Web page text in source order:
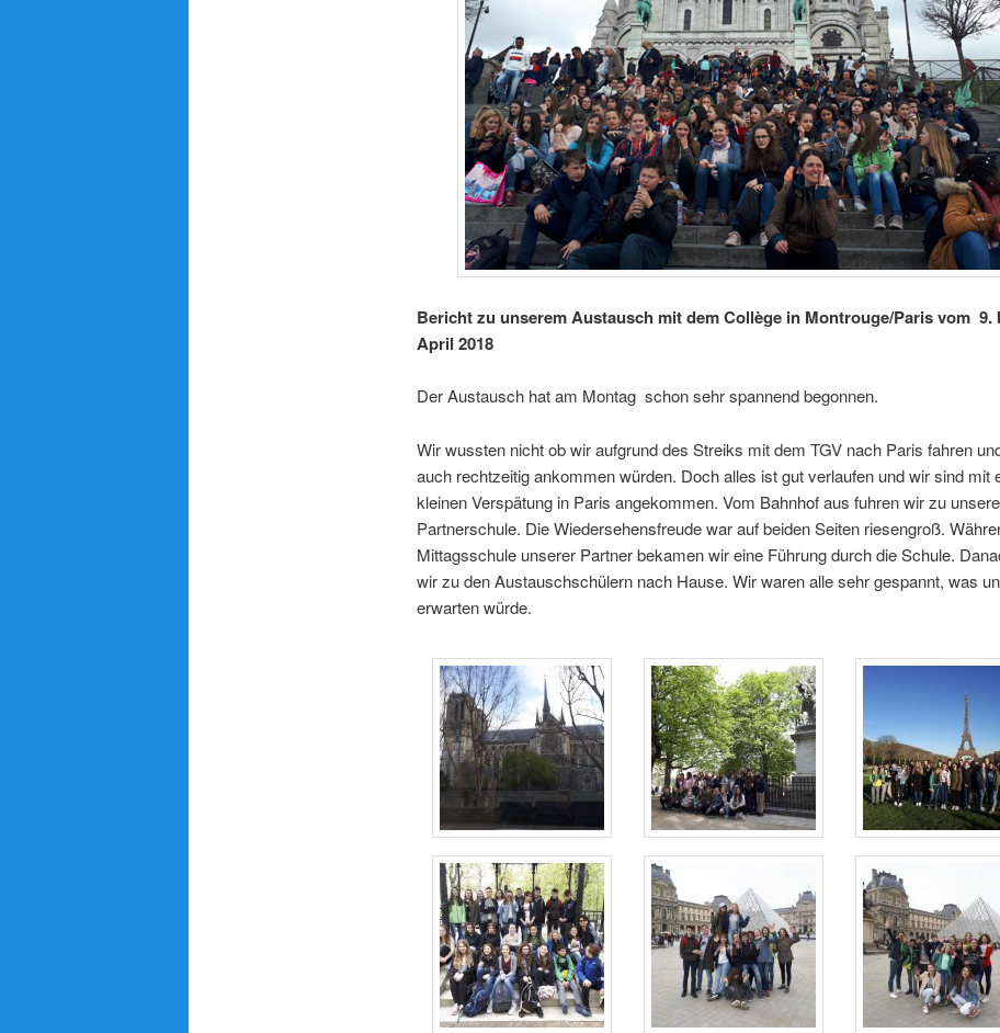
Bericht zu unserem Austausch mit dem Collège in Montrouge/Paris vom 9.
April 2018
Der Austausch hat am Montag schon sehr spannend begonnen.
Wir wussten nicht ob wir aufgrund des Streiks mit dem TGV nach Paris fahren
auch rechtzeitig ankommen würden. Doch alles ist gut verlaufen und wir sind mit
kleinen Verspätung in Paris angekommen. Vom Bahnhof aus fuhren wir zu
Partnerschule. Die Wiedersehensfreude war auf beiden Seiten riesengroß.
Mittagsschule unserer Partner bekamen wir eine Führung durch die Schule.
wir zu den Austauschschülern nach Hause. Wir waren alle sehr gespannt, was
erwarten würde.